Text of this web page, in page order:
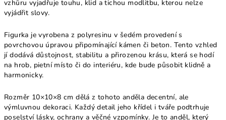
vzhůru vyjadřuje touhu, klid a tichou modlitbu, kterou nelze
vyjádřit slovy.
Figurka je vyrobena z polyresinu v šedém provedení s
povrchovou úpravou připomínající kámen či beton. Tento vzhled
jí dodává důstojnost, stabilitu a přirozenou krásu, která se hodí
na hrob, pietní místo či do interiéru, kde bude působit klidně a
harmonicky.
Rozměr 10×10×8 cm dělá z tohoto anděla decentní, ale
výmluvnou dekoraci. Každý detail jeho křídel i tváře podtrhuje
poselství lásky, ochrany a věčné vzpomínky. Je to anděl, který